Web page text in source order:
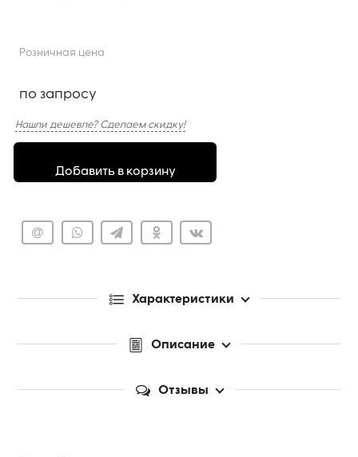
Розничная цена
по запросу
Нашли дешевле? Сделаем скидку!
Добавить в корзину
Характеристики
Описание
Отзывы